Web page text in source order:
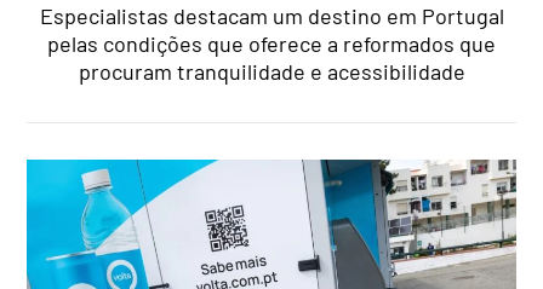
Especialistas destacam um destino em Portugal
pelas condições que oferece a reformados que
procuram tranquilidade e acessibilidade